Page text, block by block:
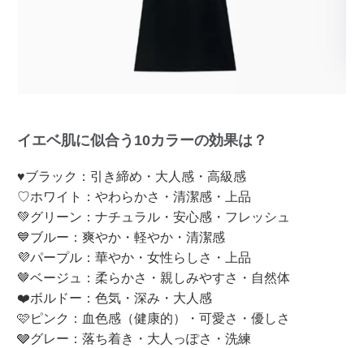
イエベ肌に似合う10カラーの効果は？
♥ブラック：引き締め・大人感・高級感
♡ホワイト：やわらかさ・清潔感・上品
💚グリーン：ナチュラル・安心感・フレッシュ
💙ブルー：爽やか・軽やか・清潔感
💜パープル：華やか・女性らしさ・上品
🤎ベージュ：柔らかさ・親しみやすさ・自然体
❤️ボルドー：色気・深み・大人感
🩷ピンク：血色感（健康的）・可愛さ・優しさ
🩶グレー：落ち着き・大人っぽさ・洗練